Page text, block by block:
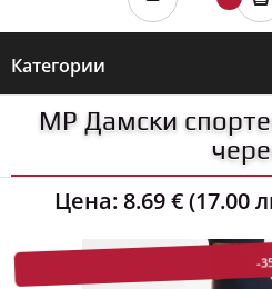
Категории
MP Дамски
Цена:8.69 € (17.00